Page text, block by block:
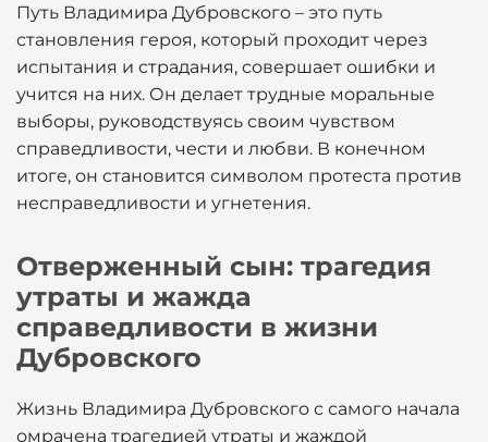
Путь Владимира Дубровского – это путь
становления героя, который проходит через
испытания и страдания, совершает ошибки и
учится на них. Он делает трудные моральные
выборы, руководствуясь своим чувством
справедливости, чести и любви. В конечном
итоге, он становится символом протеста против
несправедливости и угнетения.
Отверженный сын: трагедия
утраты и жажда
справедливости в жизни
Дубровского
Жизнь Владимира Дубровского с самого начала
омрачена трагедией утраты и жаждой